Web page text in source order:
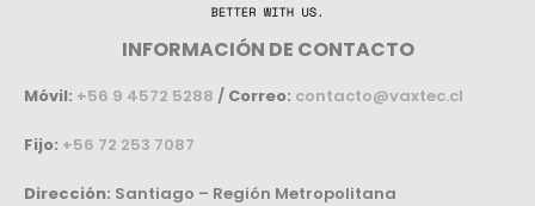
INFORMACIÓN DE CONTACTO
Móvil: +56 9 4572 5288 / Correo: contacto@vaxtec.cl
Fijo: +56 72 253 7087
Dirección: Santiago – Región Metropolitana